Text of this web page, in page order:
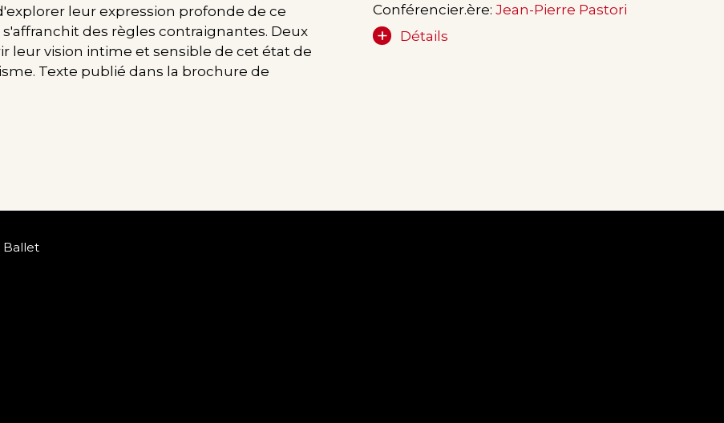
leur expression profonde de ce
des règles contraignantes. Deux
leur vision intime et sensible de cet état de
Texte publié dans la brochure de
Conférencier.ère: Jean-Pierre Pastori
Détails
Ballet